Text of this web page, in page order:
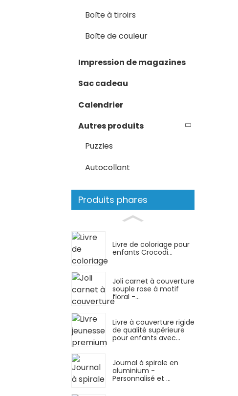
Boîte à tiroirs
Boîte de couleur
Impression de magazines
Sac cadeau
Calendrier
Autres produits
Puzzles
Autocollant
Produits phares
Livre de coloriage pour
enfants Crocodi...
Joli carnet à couverture
souple rose à motif
floral -...
Livre à couverture rigide
de qualité supérieure
pour enfants avec...
Journal à spirale en
aluminium -
Personnalisé et ...